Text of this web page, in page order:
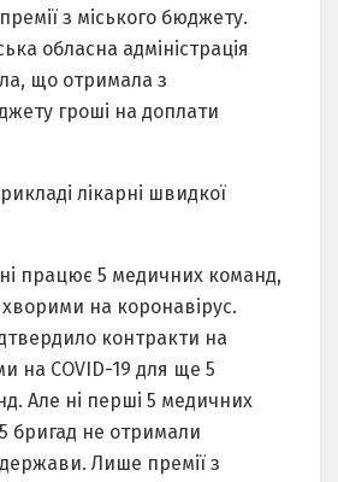
з міського бюджету.
обласна адміністрація
що отримала з
гроші на доплати
лікарні швидкої
працює 5 медичних команд,
на коронавірус.
контракти на
на COVID-19 для ще 5
Але ні перші 5 медичних
5 бригад не отримали
Лише премії з